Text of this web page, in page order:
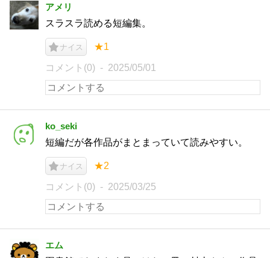
アメリ
スラスラ読める短編集。
ナイス ★1
コメント(0) 2025/05/01
ko_seki
短編だが各作品がまとまっていて読みやすい。
ナイス ★2
コメント(0) 2025/03/25
エム